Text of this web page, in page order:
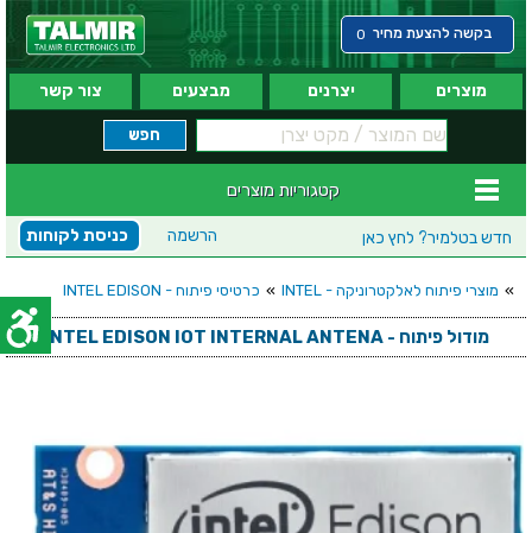
בקשה להצעת מחיר 0
מוצרים יצרנים מבצעים צור קשר
קטגוריות מוצרים
חדש בטלמיר? לחץ כאן כניסת לקוחות הרשמה
» מוצרי פיתוח לאלקטרוניקה - INTEL » כרטיסי פיתוח - INTEL EDISON
מודול פיתוח - INTEL EDISON IOT INTERNAL ANTENA